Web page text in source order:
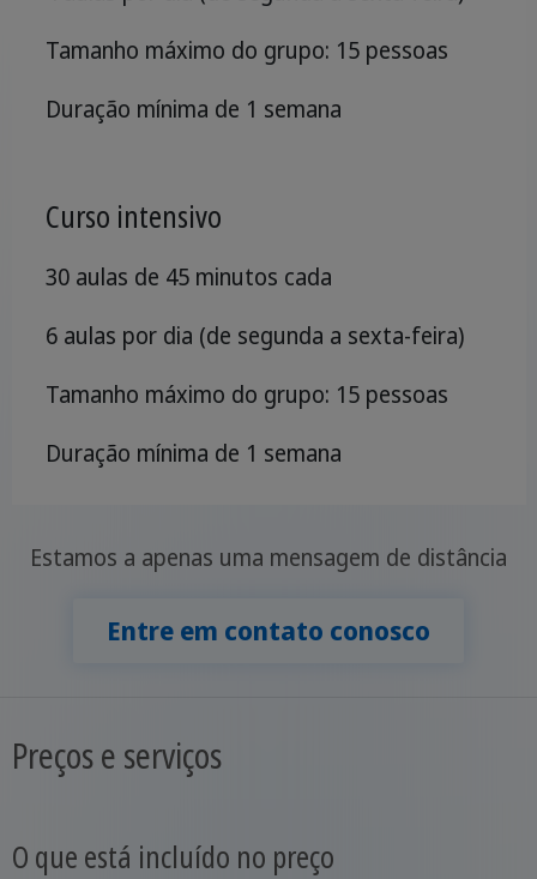
Tamanho máximo do grupo: 15 pessoas
Duração mínima de 1 semana
Curso intensivo
30 aulas de 45 minutos cada
6 aulas por dia (de segunda a sexta-feira)
Tamanho máximo do grupo: 15 pessoas
Duração mínima de 1 semana
Estamos a apenas uma mensagem de distância
Entre em contato conosco
Preços e serviços
O que está incluído no preço